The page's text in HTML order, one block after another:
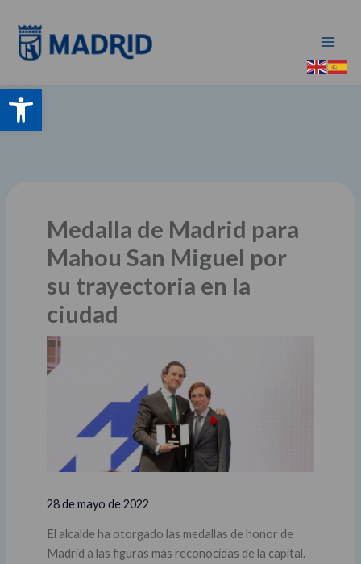
Abrir barra de herramientas
contenido
Medalla de Madrid para
Mahou San Miguel por
su trayectoria en la
ciudad
28 de mayo de 2022
El alcalde ha otorgado las medallas de honor de
Madrid a las figuras más reconocidas de la capital.